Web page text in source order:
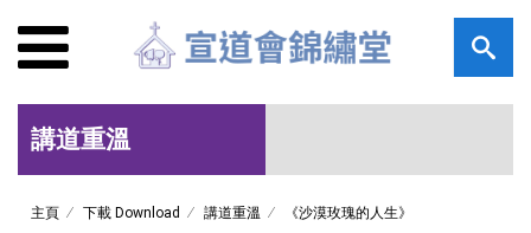
講道重溫
主頁 下載 Download 講道重溫 《沙漠玫瑰的人生》